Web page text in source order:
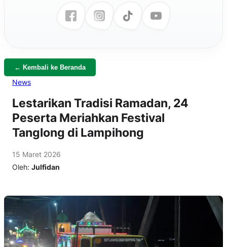
← Kembali ke Beranda
News
Lestarikan Tradisi Ramadan, 24
Peserta Meriahkan Festival
Tanglong di Lampihong
15 Maret 2026
Oleh: Julfidan